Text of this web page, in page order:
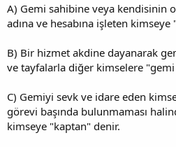
A) Gemi sahibine veya kendisinin
adına ve hesabına işleten
B) Bir hizmet akdine dayanarak
ve tayfalarla diğer kimselere "gemi
C) Gemiyi sevk ve idare eden
görevi başında bulunmaması
kimseye "kaptan" denir.